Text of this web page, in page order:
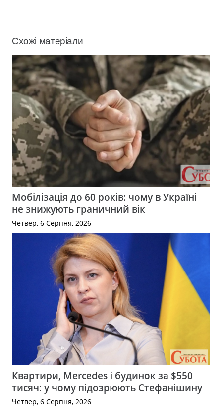
Схожі матеріали
Мобілізація до 60 років: чому в Україні
не знижують граничний вік
Четвер, 6 Серпня, 2026
Квартири, Mercedes і будинок за $550
тисяч: у чому підозрюють Стефанішину
Четвер, 6 Серпня, 2026